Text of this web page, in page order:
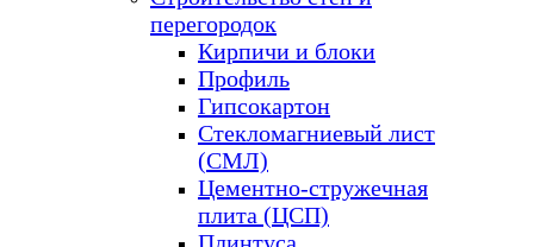
перегородок
Кирпичи и блоки
Профиль
Гипсокартон
Стекломагниевый лист
(СМЛ)
Цементно-стружечная
плита (ЦСП)